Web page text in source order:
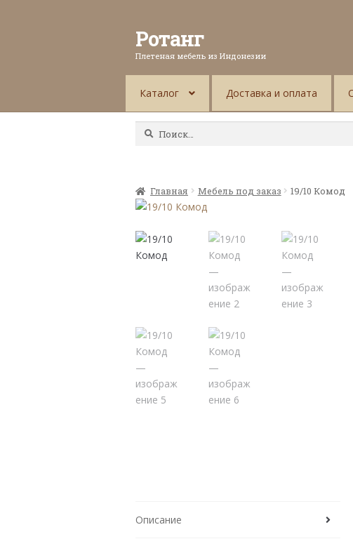
Ротанг
Плетеная мебель из Индонезии
Каталог Доставка и оплата
Найти:
Главная Мебель под заказ 19/10 Комод
Описание